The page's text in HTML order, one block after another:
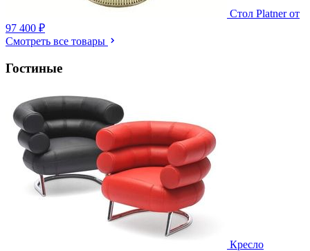
Стол Platner от
97 400 ₽
Смотреть все товары
Гостиные
Кресло